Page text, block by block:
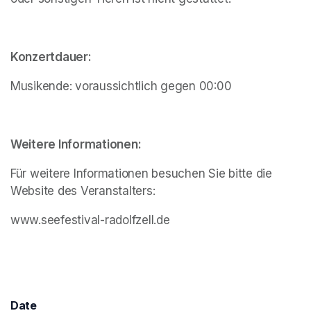
Konzertdauer:
Musikende: voraussichtlich gegen 00:00
Weitere Informationen:
Für weitere Informationen besuchen Sie bitte die
Website des Veranstalters:
www.seefestival-radolfzell.de
Date